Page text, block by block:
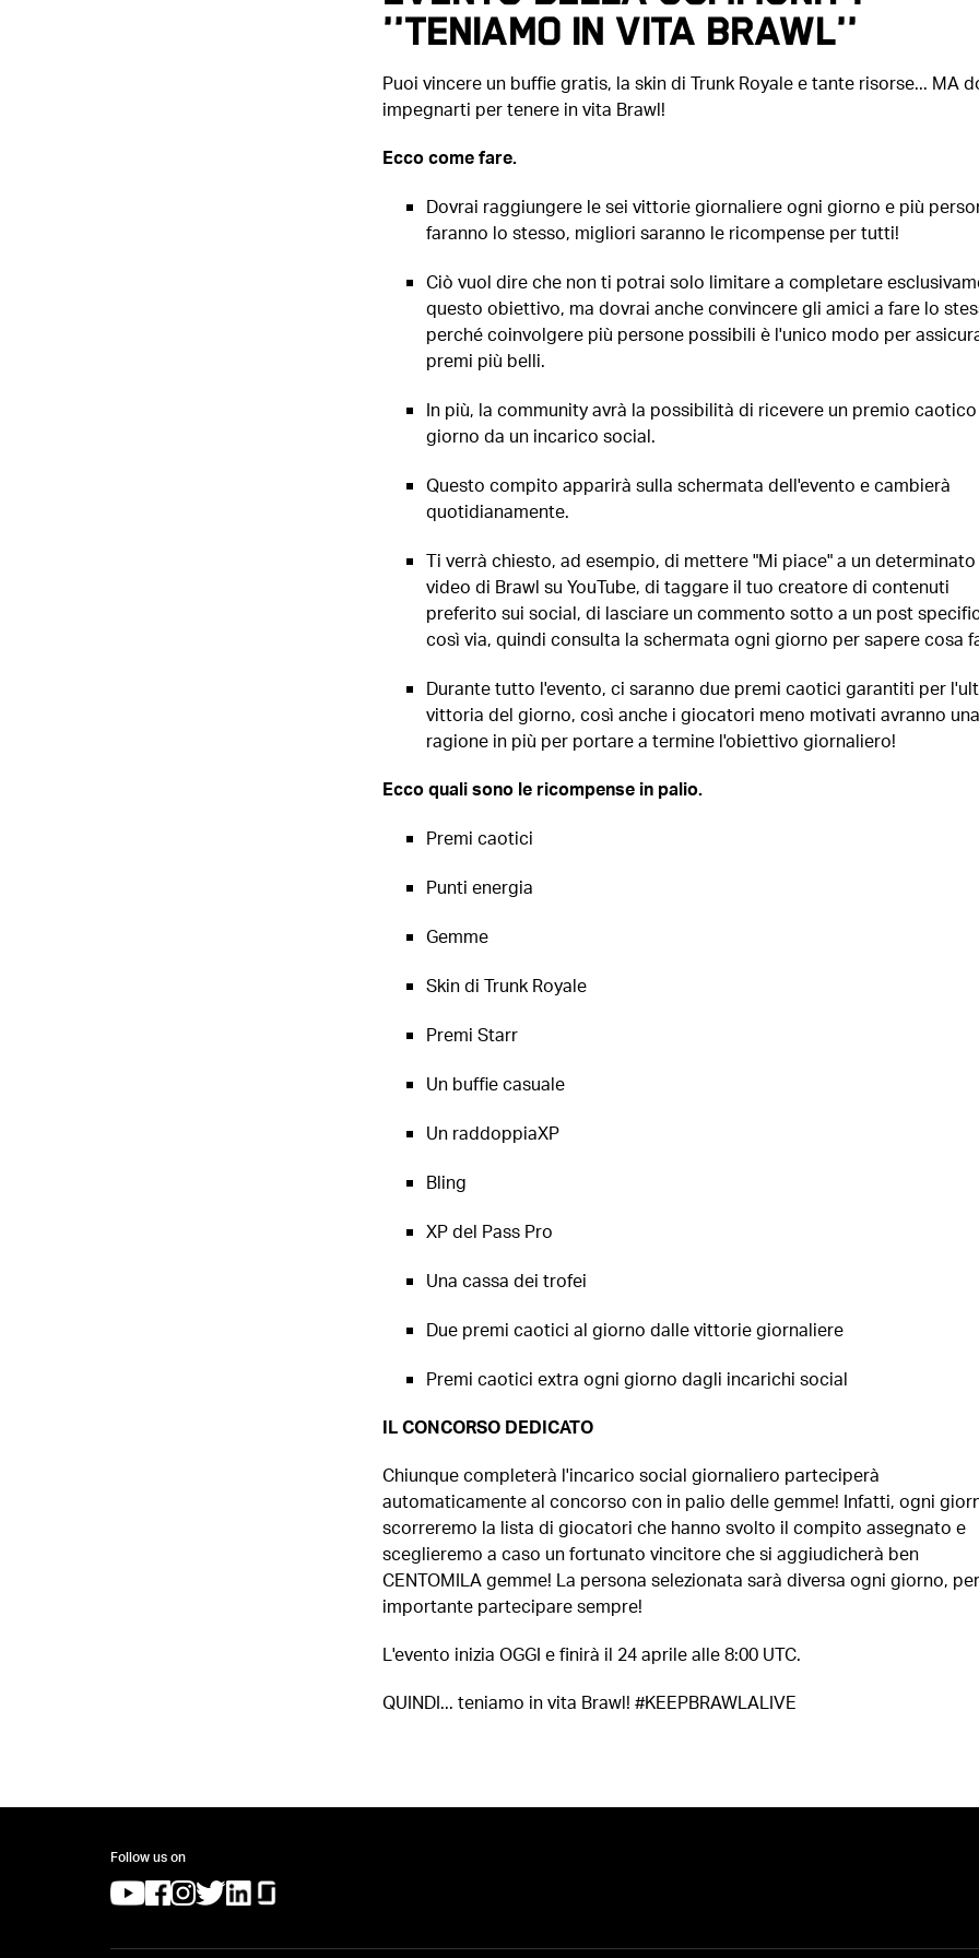
''TENIAMO IN VITA BRAWL''
Puoi vincere un buffie gratis, la skin di Trunk Royale e tante risorse... MA
impegnarti per tenere in vita Brawl!
Ecco come fare.
Dovrai raggiungere le sei vittorie giornaliere ogni giorno e più
faranno lo stesso, migliori saranno le ricompense per tutti!
Ciò vuol dire che non ti potrai solo limitare a completare
questo obiettivo, ma dovrai anche convincere gli amici a fare lo
perché coinvolgere più persone possibili è l'unico modo per
premi più belli.
In più, la community avrà la possibilità di ricevere un premio
giorno da un incarico social.
Questo compito apparirà sulla schermata dell'evento e cambierà
quotidianamente.
Ti verrà chiesto, ad esempio, di mettere "Mi piace" a un determinato
video di Brawl su YouTube, di taggare il tuo creatore di contenuti
preferito sui social, di lasciare un commento sotto a un post
così via, quindi consulta la schermata ogni giorno per sapere cosa
Durante tutto l'evento, ci saranno due premi caotici garantiti per
vittoria del giorno, così anche i giocatori meno motivati avranno una
ragione in più per portare a termine l'obiettivo giornaliero!
Ecco quali sono le ricompense in palio.
Premi caotici
Punti energia
Gemme
Skin di Trunk Royale
Premi Starr
Un buffie casuale
Un raddoppiaXP
Bling
XP del Pass Pro
Una cassa dei trofei
Due premi caotici al giorno dalle vittorie giornaliere
Premi caotici extra ogni giorno dagli incarichi social
IL CONCORSO DEDICATO
Chiunque completerà l'incarico social giornaliero parteciperà
automaticamente al concorso con in palio delle gemme! Infatti, ogni
scorreremo la lista di giocatori che hanno svolto il compito assegnato e
sceglieremo a caso un fortunato vincitore che si aggiudicherà ben
CENTOMILA gemme! La persona selezionata sarà diversa ogni giorno,
importante partecipare sempre!
L'evento inizia OGGI e finirà il 24 aprile alle 8:00 UTC.
QUINDI... teniamo in vita Brawl! #KEEPBRAWLALIVE
Follow us on
(opens in a new tab)
(opens in a new tab)
(opens in a new tab)
(opens in a new tab)
(opens in a new tab)